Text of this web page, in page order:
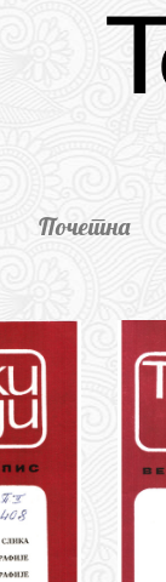
Почетна